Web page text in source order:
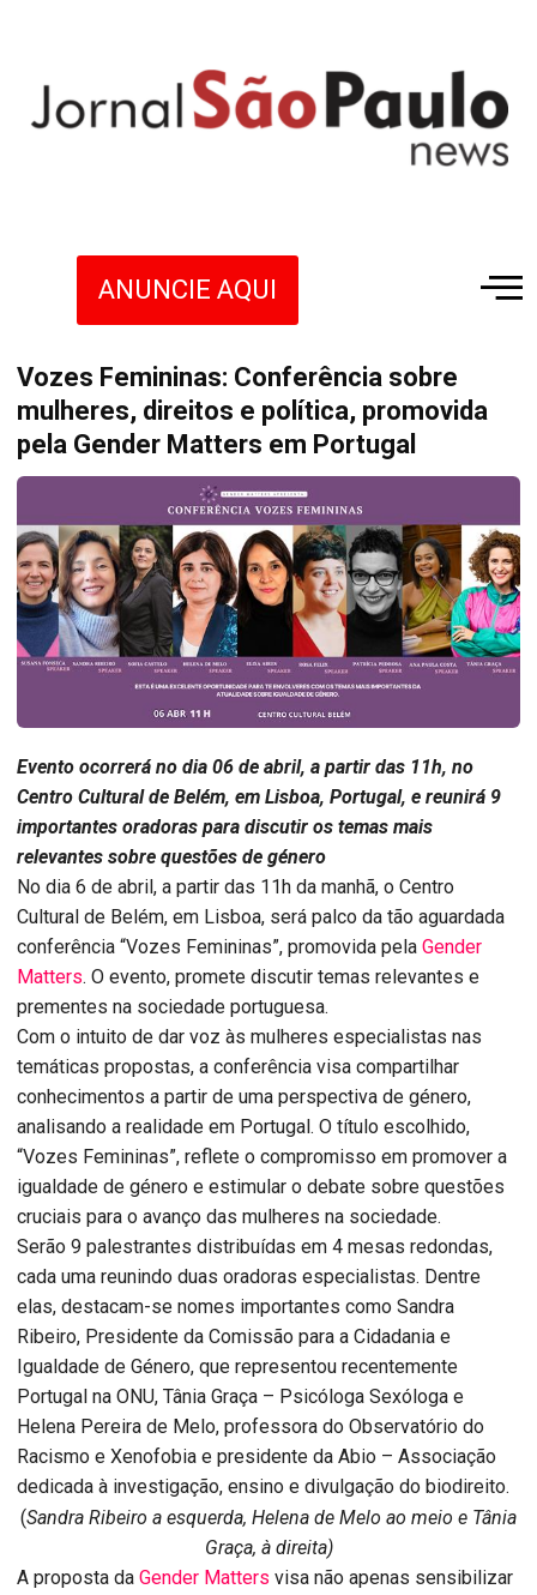
ANUNCIE AQUI
Vozes Femininas: Conferência sobre
mulheres, direitos e política, promovida
pela Gender Matters em Portugal
Evento ocorrerá no dia 06 de abril, a partir das 11h, no
Centro Cultural de Belém, em Lisboa, Portugal, e reunirá 9
importantes oradoras para discutir os temas mais
relevantes sobre questões de género
No dia 6 de abril, a partir das 11h da manhã, o Centro
Cultural de Belém, em Lisboa, será palco da tão aguardada
conferência “Vozes Femininas”, promovida pela Gender
Matters. O evento, promete discutir temas relevantes e
prementes na sociedade portuguesa.
Com o intuito de dar voz às mulheres especialistas nas
temáticas propostas, a conferência visa compartilhar
conhecimentos a partir de uma perspectiva de género,
analisando a realidade em Portugal. O título escolhido,
“Vozes Femininas”, reflete o compromisso em promover a
igualdade de género e estimular o debate sobre questões
cruciais para o avanço das mulheres na sociedade.
Serão 9 palestrantes distribuídas em 4 mesas redondas,
cada uma reunindo duas oradoras especialistas. Dentre
elas, destacam-se nomes importantes como Sandra
Ribeiro, Presidente da Comissão para a Cidadania e
Igualdade de Género, que representou recentemente
Portugal na ONU, Tânia Graça – Psicóloga Sexóloga e
Helena Pereira de Melo, professora do Observatório do
Racismo e Xenofobia e presidente da Abio – Associação
dedicada à investigação, ensino e divulgação do biodireito.
(Sandra Ribeiro a esquerda, Helena de Melo ao meio e Tânia
Graça, à direita)
A proposta da Gender Matters visa não apenas sensibilizar